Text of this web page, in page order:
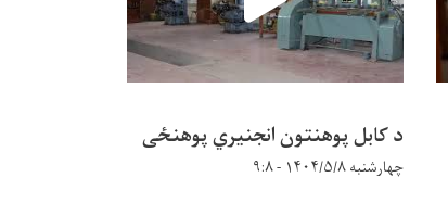
د کابل پوهنتون انجنیري پوهنځی
چهارشنبه ۱۴۰۴/۵/۸ - ۹:۸